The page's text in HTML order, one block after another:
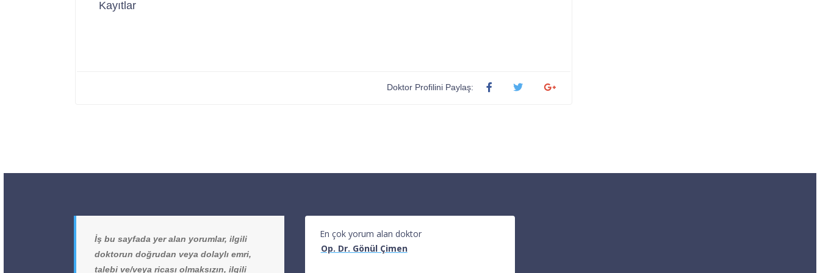
Kayıtlar
Doktor Profilini Paylaş:
İş bu sayfada yer alan yorumlar, ilgili
doktorun doğrudan veya dolaylı emri,
talebi ve/veya ricası olmaksızın, ilgili
En çok yorum alan doktor
Op. Dr. Gönül Çimen